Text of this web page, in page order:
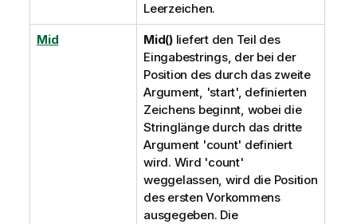
Leerzeichen.
Mid Mid()liefert den Teil des
Eingabestrings, der bei der
Position des durch das zweite
Argument, 'start', definierten
Zeichens beginnt, wobei die
Stringlänge durch das dritte
Argument 'count' definiert
wird. Wird 'count'
weggelassen, wird die Position
des ersten Vorkommens
ausgegeben. Die